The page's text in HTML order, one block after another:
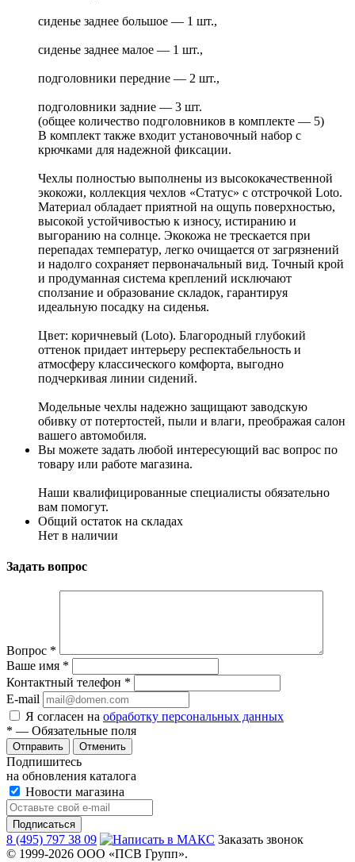
сиденье заднее большое — 1 шт.,
сиденье заднее малое — 1 шт.,
подголовники передние — 2 шт.,
подголовники задние — 3 шт.
(общее количество подголовников в комплекте — 5)
В комплект также входит установочный набор с
крючками для надежной фиксации.
Чехлы полностью выполнены из высококачественной
экокожи, коллекция чехлов «Статус» с отстрочкой Loto.
Материал обладает приятной на ощупь поверхностью,
высокой устойчивостью к износу, истиранию и
выгоранию на солнце. Экокожа не трескается при
перепадах температур, легко очищается от загрязнений
и надолго сохраняет первоначальный вид. Точный крой
и продуманная система креплений исключают
сползание и образование складок, гарантируя
идеальную посадку на сиденья.
Цвет: коричневый (Loto). Благородный глубокий
оттенок придает интерьеру респектабельность и
атмосферу классического комфорта, выгодно
подчеркивая линии сидений.
Модельные чехлы надежно защищают заводскую
обивку от потертостей, пыли и влаги, преображая салон
вашего автомобиля.
Вы можете задать любой интересующий вас вопрос по
товару или работе магазина.
Наши квалифицированные специалисты обязательно
вам помогут.
Общий остаток на складах
Нет в наличии
Задать вопрос
Вопрос *
Ваше имя *
Контактный телефон *
E-mail
Я согласен на обработку персональных данных
* — Обязательные поля
Отменить
Подпишитесь
на обновления каталога
Новости магазина
8 (495) 797 38 09
Заказать звонок
© 1999-2026 ООО «ПСВ Групп».